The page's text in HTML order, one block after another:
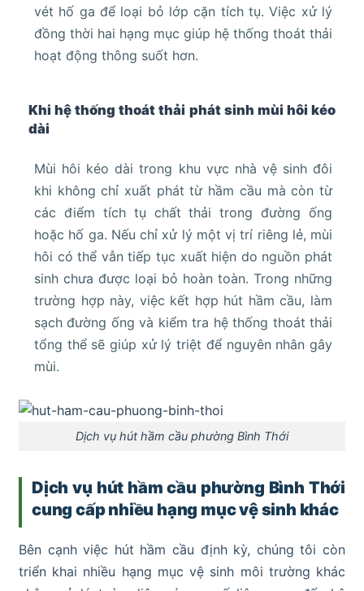
vét hố ga để loại bỏ lớp cặn tích tụ. Việc xử lý
đồng thời hai hạng mục giúp hệ thống thoát thải
hoạt động thông suốt hơn.
Khi hệ thống thoát thải phát sinh mùi hôi kéo
dài
Mùi hôi kéo dài trong khu vực nhà vệ sinh đôi
khi không chỉ xuất phát từ hầm cầu mà còn từ
các điểm tích tụ chất thải trong đường ống
hoặc hố ga. Nếu chỉ xử lý một vị trí riêng lẻ, mùi
hôi có thể vẫn tiếp tục xuất hiện do nguồn phát
sinh chưa được loại bỏ hoàn toàn. Trong những
trường hợp này, việc kết hợp hút hầm cầu, làm
sạch đường ống và kiểm tra hệ thống thoát thải
tổng thể sẽ giúp xử lý triệt để nguyên nhân gây
mùi.
Dịch vụ hút hầm cầu phường Bình Thới
Dịch vụ hút hầm cầu phường Bình Thới
cung cấp nhiều hạng mục vệ sinh khác
Bên cạnh việc hút hầm cầu định kỳ, chúng tôi còn
triển khai nhiều hạng mục vệ sinh môi trường khác